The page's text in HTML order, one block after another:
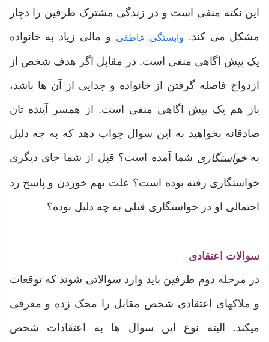
این نکته منفی است و در زندگی مشترک طرفین را دچار
مشکل می کند. وابستگی عاطفی و مالی زیاد به خانواده
یک پیش اگاهی منفی است. در مقابل اگر هدف شخص از
ازدواج فاصله گرفتن از خانواده و جدایی از آن ها باشد،
باز هم یک پیش اگاهی منفی است. از همسر آينده تان
صادقانه بخواهید به این سوال جواب دهد که به چه دلیل
بهخواستگاری شما آمده است؟ قبل از شما جای دیگری
خواستگاری رفته بوده است؟ علت بهم خوردن و پاسخ رد
احتمالی او در خواستگاری قبلی به چه دلیل بوده؟
سوالات اعتقادی
در مرحله دوم طرفین باید وارد سوالاتی شوند که توقعات
و ملاکهای اعتقادی شخص مقابل را محک زده و معرفی
میکند. البته نوع این سوال ها به اعتقادات شخص